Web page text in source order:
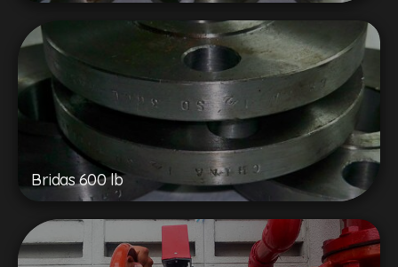
Bridas 600 lb